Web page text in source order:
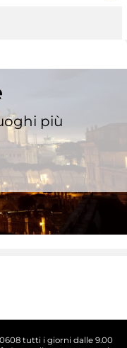
più
tutti i giorni dalle 9.00